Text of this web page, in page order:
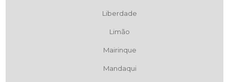
Liberdade
Limão
Mairinque
Mandaqui